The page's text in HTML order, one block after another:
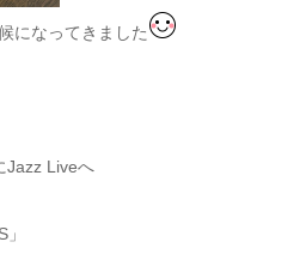
になってきました
Jazz Liveへ